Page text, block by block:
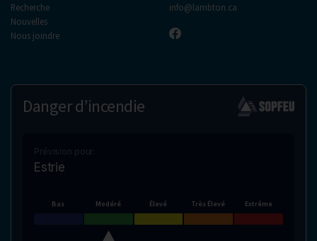
Recherche
Nouvelles
Nous joindre
info@lambton.ca
Danger d’incendie
Prévision pour:
Estrie
Bas Modéré Élevé Très Élevé Extrême